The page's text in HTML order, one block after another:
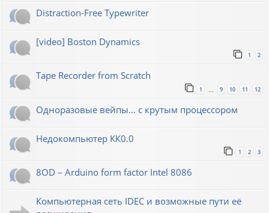
Distraction-Free Typewriter
[video] Boston Dynamics
1 2
Tape Recorder from Scratch
1 9 10 11 12
Одноразовые вейпы... с крутым процессором
Недокомпьютер КК0.0
1 2 3
8OD – Arduino form factor Intel 8086
Компьютерная сеть IDEC и возможные пути её